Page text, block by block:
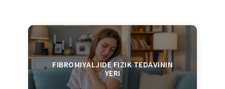
FIBROMIYALJIDE FIZIK TEDAVININ
YERI